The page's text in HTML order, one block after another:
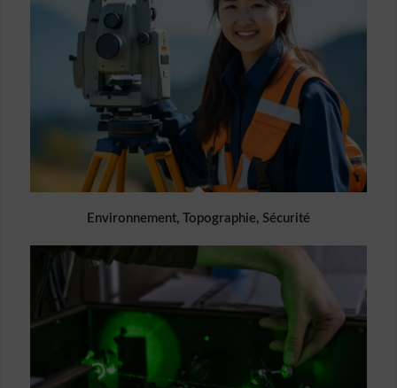
Environnement, Topographie, Sécurité